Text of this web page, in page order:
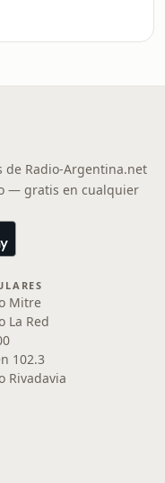
de Radio-Argentina.net
— gratis en cualquier
Mitre
La Red
102.3
Rivadavia